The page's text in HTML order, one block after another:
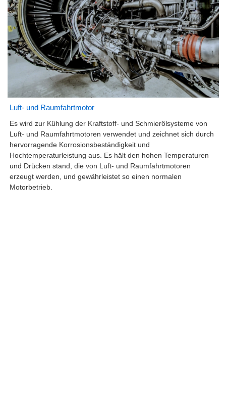
Luft- und Raumfahrtmotor
Es wird zur Kühlung der Kraftstoff- und Schmierölsysteme von
Luft- und Raumfahrtmotoren verwendet und zeichnet sich durch
hervorragende Korrosionsbeständigkeit und
Hochtemperaturleistung aus. Es hält den hohen Temperaturen
und Drücken stand, die von Luft- und Raumfahrtmotoren
erzeugt werden, und gewährleistet so einen normalen
Motorbetrieb.